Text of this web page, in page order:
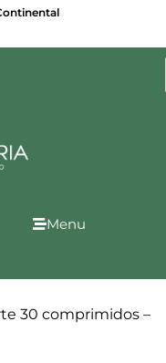
Menu
30 comprimidos –